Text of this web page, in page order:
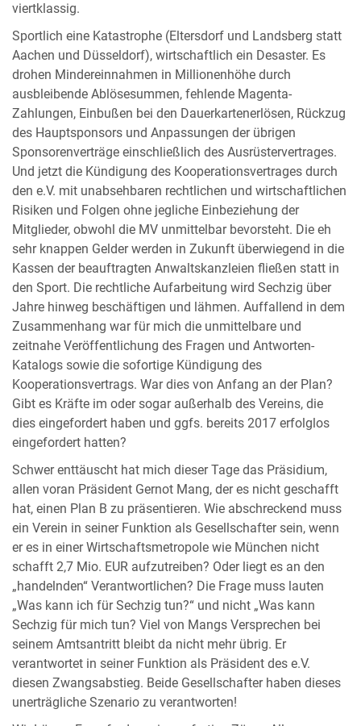
viertklassig.
Sportlich eine Katastrophe (Eltersdorf und Landsberg statt
Aachen und Düsseldorf), wirtschaftlich ein Desaster. Es
drohen Mindereinnahmen in Millionenhöhe durch
ausbleibende Ablösesummen, fehlende Magenta-
Zahlungen, Einbußen bei den Dauerkartenerlösen, Rückzug
des Hauptsponsors und Anpassungen der übrigen
Sponsorenverträge einschließlich des Ausrüstervertrages.
Und jetzt die Kündigung des Kooperationsvertrages durch
den e.V. mit unabsehbaren rechtlichen und wirtschaftlichen
Risiken und Folgen ohne jegliche Einbeziehung der
Mitglieder, obwohl die MV unmittelbar bevorsteht. Die eh
sehr knappen Gelder werden in Zukunft überwiegend in die
Kassen der beauftragten Anwaltskanzleien fließen statt in
den Sport. Die rechtliche Aufarbeitung wird Sechzig über
Jahre hinweg beschäftigen und lähmen. Auffallend in dem
Zusammenhang war für mich die unmittelbare und
zeitnahe Veröffentlichung des Fragen und Antworten-
Katalogs sowie die sofortige Kündigung des
Kooperationsvertrags. War dies von Anfang an der Plan?
Gibt es Kräfte im oder sogar außerhalb des Vereins, die
dies eingefordert haben und ggfs. bereits 2017 erfolglos
eingefordert hatten?
Schwer enttäuscht hat mich dieser Tage das Präsidium,
allen voran Präsident Gernot Mang, der es nicht geschafft
hat, einen Plan B zu präsentieren. Wie abschreckend muss
ein Verein in seiner Funktion als Gesellschafter sein, wenn
er es in einer Wirtschaftsmetropole wie München nicht
schafft 2,7 Mio. EUR aufzutreiben? Oder liegt es an den
„handelnden“ Verantwortlichen? Die Frage muss lauten
„Was kann ich für Sechzig tun?“ und nicht „Was kann
Sechzig für mich tun? Viel von Mangs Versprechen bei
seinem Amtsantritt bleibt da nicht mehr übrig. Er
verantwortet in seiner Funktion als Präsident des e.V.
diesen Zwangsabstieg. Beide Gesellschafter haben dieses
unerträgliche Szenario zu verantworten!